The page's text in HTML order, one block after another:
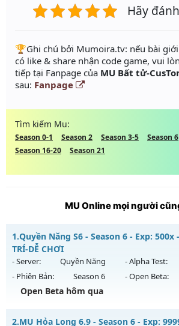
Hãy
️🏆Ghi chú bởi Mumoira.tv: nếu bài
có like & share nhận code game, vui
tiếp tại Fanpage của MU Bất tử-
sau: Fanpage
Tìm kiếm Mu:
Season 0-1 Season 2 Season 3-5 Season 6
Season 16-20
Season 21
MU Online mọi người
1.Quyền Năng S6 - Season 6 - Exp: 500x
TRÍ-DỄ CHƠI
- Server: Quyền Năng - Alpha Test:
- Phiên Bản:
Season 6 - Open Beta:
Open Beta hôm qua
Quyền Năng S6 - GIẢI TRÍ-DỄ CHƠI
2.MU Hỏa Long 6.9 - Season 6 - Exp: